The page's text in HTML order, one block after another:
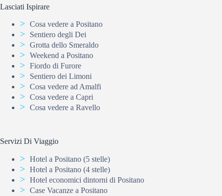
Lasciati Ispirare
Cosa vedere a Positano
Sentiero degli Dei
Grotta dello Smeraldo
Weekend a Positano
Fiordo di Furore
Sentiero dei Limoni
Cosa vedere ad Amalfi
Cosa vedere a Capri
Cosa vedere a Ravello
Servizi Di Viaggio
Hotel a Positano (5 stelle)
Hotel a Positano (4 stelle)
Hotel economici dintorni di Positano
Case Vacanze a Positano